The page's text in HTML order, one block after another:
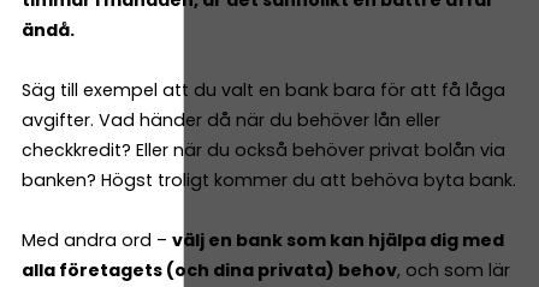
ändå.
Säg till exempel att du valt en bank bara för att få låga
avgifter. Vad händer då när du behöver lån eller
checkkredit? Eller när du också behöver privat bolån via
banken? Högst troligt kommer du att behöva byta bank.
Med andra ord – välj en bank som kan hjälpa dig med
alla företagets (och dina privata) behov, och som lär